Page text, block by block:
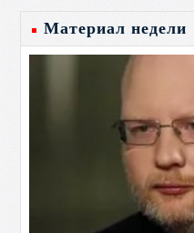
Материал недели